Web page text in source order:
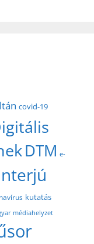
covid-19
DTM e-
kutatás
médiahelyzet